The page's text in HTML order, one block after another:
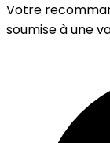
Votre
soumise à une